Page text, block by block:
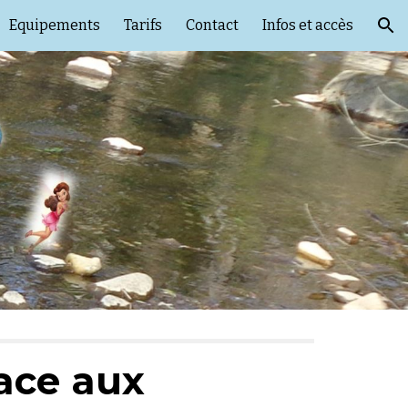
Equipements Tarifs Contact Infos et accès
aux